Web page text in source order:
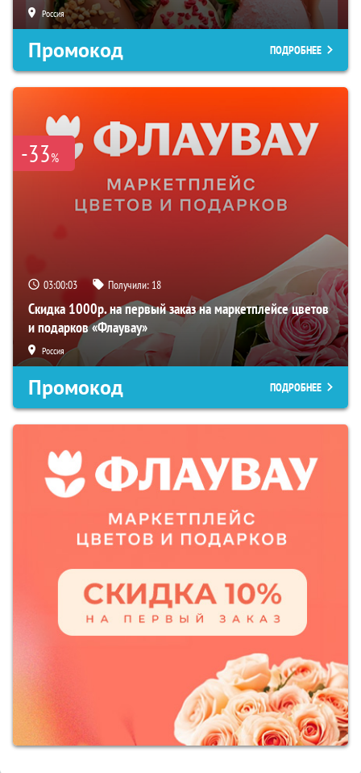
Россия
Промокод ПОДРОБНЕЕ
-33%
03:00:02 Получили: 18
Скидка 1000р. на первый заказ на маркетплейсе цветов
и подарков «Флаувау»
Россия
Промокод ПОДРОБНЕЕ